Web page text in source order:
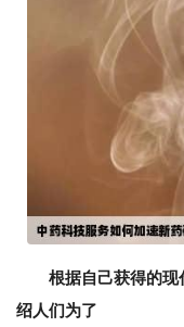
根据自己获得的
绍人们为了